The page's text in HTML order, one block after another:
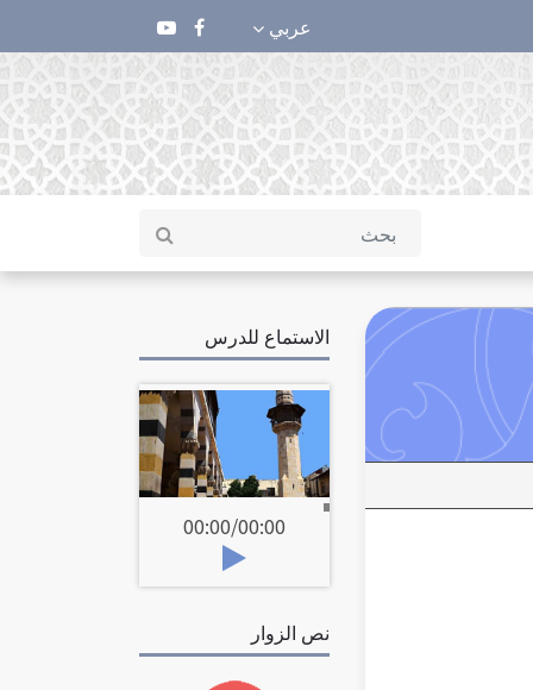
عربي
الاستماع للدرس
00:00/00:00
نص الزوار